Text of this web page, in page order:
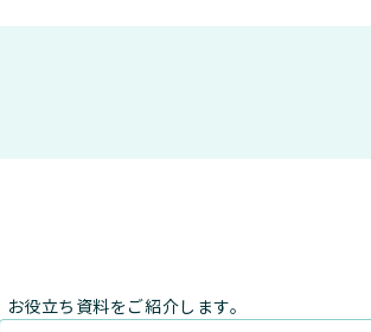
役立ち資料をご紹介します。